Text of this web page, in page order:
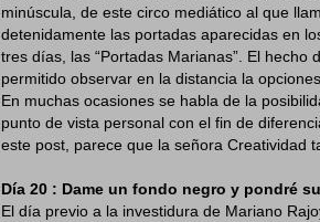
minúscula, de este circo mediático al que
detenidamente las portadas aparecidas en
tres días, las “Portadas Marianas”. El
permitido observar en la distancia la
En muchas ocasiones se habla de la
punto de vista personal con el fin de
este post, parece que la señora Creatividad
Día 20 : Dame un fondo negro y pondré
El día previo a la investidura de Mariano